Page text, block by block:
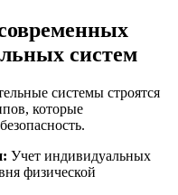
систем
системы строятся
которые
Учет индивидуальных
физической